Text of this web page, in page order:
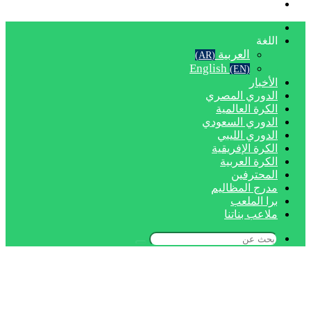
اللغة
العربية (AR)
English (EN)
الأخبار
الدوري المصري
الكرة العالمية
الدوري السعودي
الدوري الليبي
الكرة الإفريقية
الكرة العربية
المحترفين
مدرج المظاليم
برا الملعب
ملاعب بناتنا
بحث